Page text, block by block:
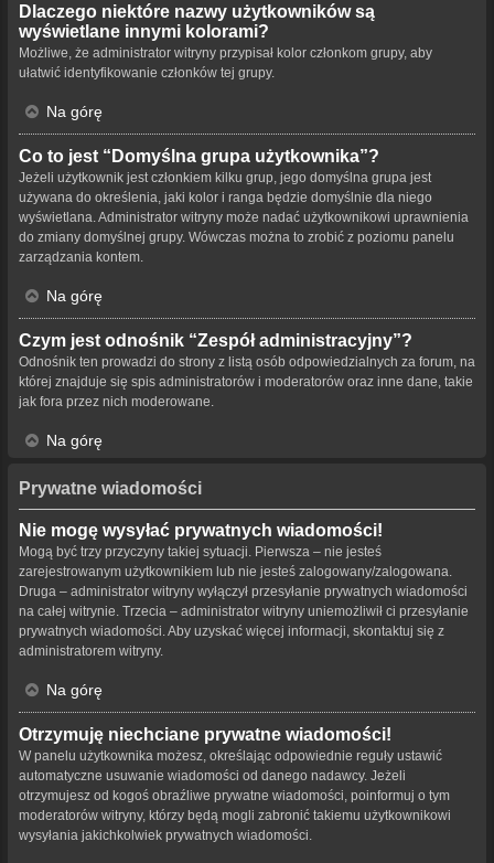
Dlaczego niektóre nazwy użytkowników są
wyświetlane innymi kolorami?
Możliwe, że administrator witryny przypisał kolor członkom grupy, aby
ułatwić identyfikowanie członków tej grupy.
Na górę
Co to jest “Domyślna grupa użytkownika”?
Jeżeli użytkownik jest członkiem kilku grup, jego domyślna grupa jest
używana do określenia, jaki kolor i ranga będzie domyślnie dla niego
wyświetlana. Administrator witryny może nadać użytkownikowi uprawnienia
do zmiany domyślnej grupy. Wówczas można to zrobić z poziomu panelu
zarządzania kontem.
Na górę
Czym jest odnośnik “Zespół administracyjny”?
Odnośnik ten prowadzi do strony z listą osób odpowiedzialnych za forum, na
której znajduje się spis administratorów i moderatorów oraz inne dane, takie
jak fora przez nich moderowane.
Na górę
Prywatne wiadomości
Nie mogę wysyłać prywatnych wiadomości!
Mogą być trzy przyczyny takiej sytuacji. Pierwsza – nie jesteś
zarejestrowanym użytkownikiem lub nie jesteś zalogowany/zalogowana.
Druga – administrator witryny wyłączył przesyłanie prywatnych wiadomości
na całej witrynie. Trzecia – administrator witryny uniemożliwił ci przesyłanie
prywatnych wiadomości. Aby uzyskać więcej informacji, skontaktuj się z
administratorem witryny.
Na górę
Otrzymuję niechciane prywatne wiadomości!
W panelu użytkownika możesz, określając odpowiednie reguły ustawić
automatyczne usuwanie wiadomości od danego nadawcy. Jeżeli
otrzymujesz od kogoś obraźliwe prywatne wiadomości, poinformuj o tym
moderatorów witryny, którzy będą mogli zabronić takiemu użytkownikowi
wysyłania jakichkolwiek prywatnych wiadomości.